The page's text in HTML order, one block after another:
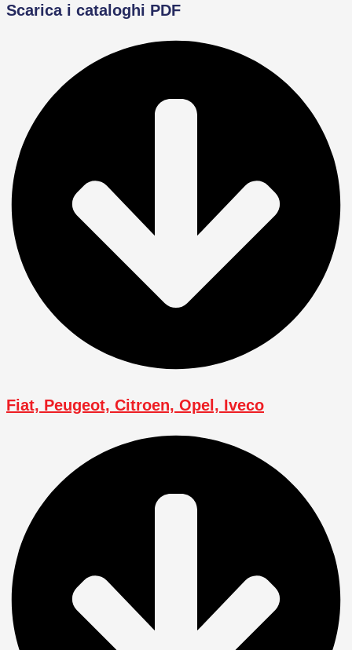
Scarica i cataloghi PDF
Fiat, Peugeot, Citroen, Opel, Iveco